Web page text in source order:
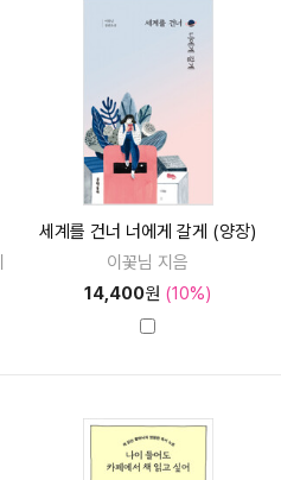
세계를 건너 너에게 갈게 (양장)
이꽃님 지음
14,400원 (10%)